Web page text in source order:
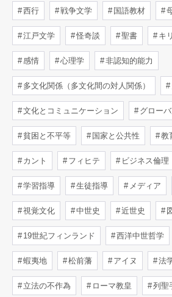
西行 戦争文学 国語教材
江戸文学 怪奇談 聖書 キ
感情 心理学 非認知的能力
多文化関係（多文化間の対人関係）
文化とコミュニケーション グローバ
貧困と不平等 国家と公共性 教
カント フィヒテ ビジネス倫理
学習指導 生徒指導 メディア
視覚文化 中世史 近世史
19世紀フィンランド 西洋中世哲学
蝦夷地 松前藩 アイヌ 法
立法の不作為 ローマ教皇 列聖